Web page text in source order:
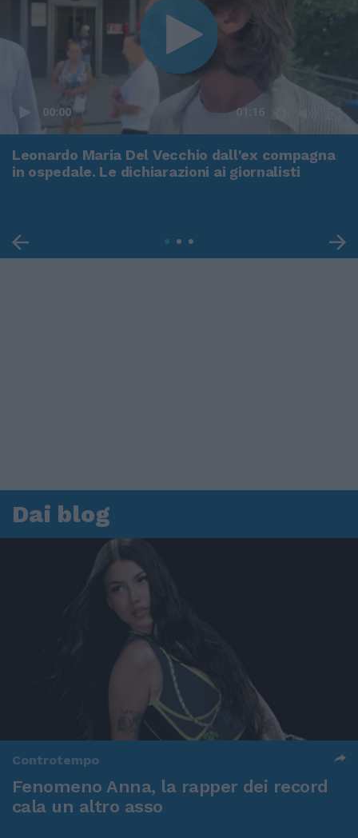
00:00 01:16
Leonardo Maria Del Vecchio dall'ex compagna
in ospedale. Le dichiarazioni ai giornalisti
Dai blog
Controtempo
Fenomeno Anna, la rapper dei record
cala un altro asso